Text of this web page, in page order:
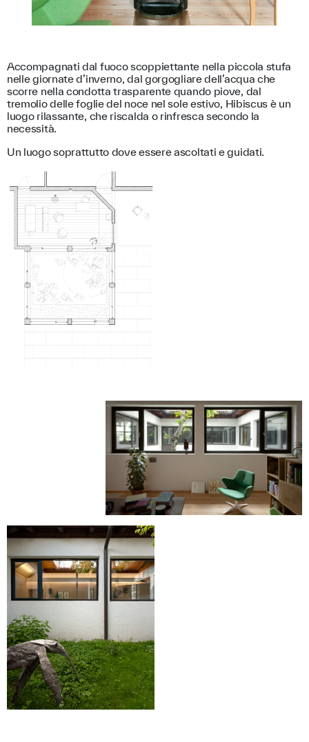
Accompagnati dal fuoco scoppiettante nella piccola stufa
nelle giornate d’inverno, dal gorgogliare dell’acqua che
scorre nella condotta trasparente quando piove, dal
tremolio delle foglie del noce nel sole estivo, Hibiscus è un
luogo rilassante, che riscalda o rinfresca secondo la
necessità.
Un luogo soprattutto dove essere ascoltati e guidati.